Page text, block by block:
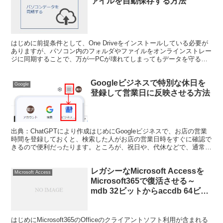
はじめに前提条件として、One Driveをインストールしている必要が
ありますが、パソコン内のフォルダやファイルをオンラインストレー
ジに同期することで、万が一PCが壊れてしまってもデータを守るこ
Google
Googleビジネスで特別な休日を
登録して営業日に反映させる方法
出典：ChatGPTにより作成はじめにGoogleビジネスで、お店の営業
時間を登録しておくと、検索した人がお店の営業日時をすぐに確認で
きるので便利だったります。ところが、祝日や、代休などで、通常と
Microsoft Access
レガシーなMicrosoft Accessを
Microsoft365で復活させる～
mdb 32ビットからaccdb 64ビッ
はじめにMicrosoft365のOfficeのクライアントソフト利用が含まれる